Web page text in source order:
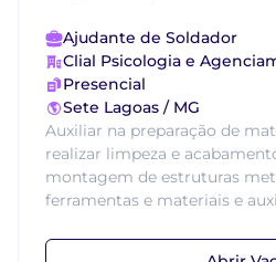
Ajudante de Soldador
Clial Psicologia e
Presencial
Sete Lagoas / MG
Auxiliar na preparação de
realizar limpeza e
montagem de estruturas
ferramentas e materiais e